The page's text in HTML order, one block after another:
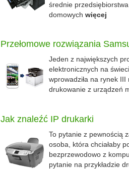
średnie
domowych więcej
Przełomowe rozwiązania
Jeden z największych
elektronicznych na
wprowadziła na rynek III
drukowanie z urządzeń
Jak znaleźć IP drukarki
To pytanie z pewnością
osoba, która chciałaby
bezprzewodowo z
pytanie na przykładzie